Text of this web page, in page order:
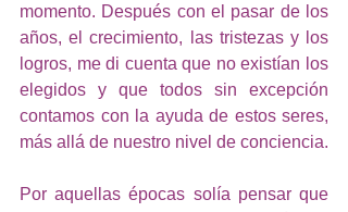
momento. Después con el pasar de los
años, el crecimiento, las tristezas y los
logros, me di cuenta que no existían los
elegidos y que todos sin excepción
contamos con la ayuda de estos seres,
más allá de nuestro nivel de conciencia.
Por aquellas épocas solía pensar que